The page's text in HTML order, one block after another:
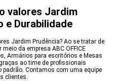
valores Jardim
e Durabilidade
Jardim Prudência? Ao se tratar de
da empresa ABC OFFICE
Armários para escritórios e Mesas
ao time de profissionais
Contamos com uma equipe
clientes.